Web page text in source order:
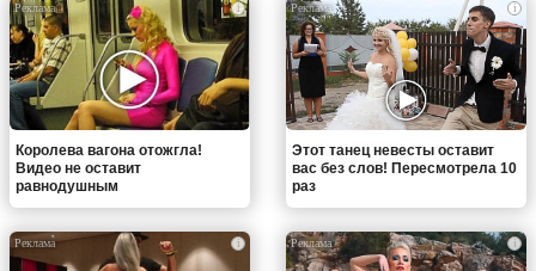
i
Королева вагона отожгла!
Видео не оставит
равнодушным
i
Этот танец невесты оставит
вас без слов! Пересмотрела 10
раз
i i